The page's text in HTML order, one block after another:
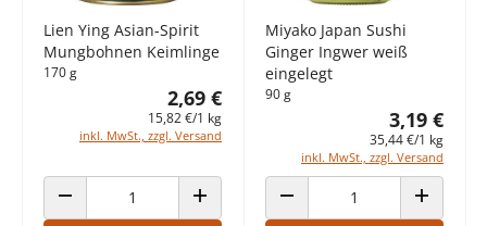
Lien Ying Asian-Spirit
Mungbohnen Keimlinge
170 g
2,69 €
15,82 €/1 kg
inkl. MwSt., zzgl. Versand
ANZAHL VERRINGERN ANZAHL ERHÖHEN
Miyako Japan Sushi
Ginger Ingwer weiß
eingelegt
90 g
3,19 €
35,44 €/1 kg
inkl. MwSt., zzgl. Versand
ANZAHL VERRINGERN ANZAHL